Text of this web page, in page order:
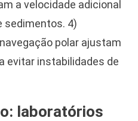
a velocidade adicional
sedimentos. 4)
polar ajustam
evitar instabilidades de
laboratórios